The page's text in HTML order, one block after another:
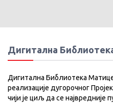
Дигитална
Дигитална Библиотека
реализације дугорочног
чији је циљ да се највредније